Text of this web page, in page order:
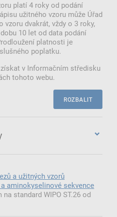
platí 4 roky od podání
užitného vzoru může Úřad
dvakrát, vždy o 3 roky,
10 let od data podání
platnosti je
poplatku.
v Informačním středisku
tohoto webu.
ROZBALIT
o udělení dodatkového
a pro přípravky na
vzoru a překladu
a evropského patentu s
a užitných vzorů
aminokyselinové sekvence
standard WIPO ST.26 od